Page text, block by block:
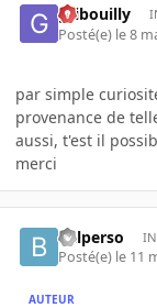
gribouilly
Posté(e) le 8
par simple
provenance de
aussi, t'est il
merci
balperso
Posté(e) le 11
AUTEUR